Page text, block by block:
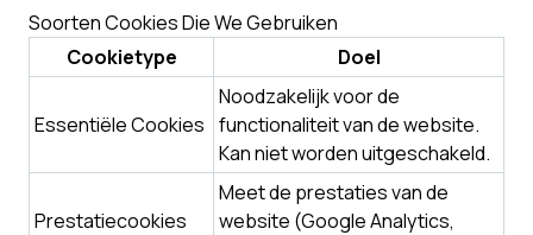
Soorten Cookies Die We Gebruiken
Cookietype
Doel
Essentiële Cookies
Noodzakelijk voor de
functionaliteit van de website.
Kan niet worden uitgeschakeld.
Prestatiecookies
Meet de prestaties van de
website (Google Analytics,